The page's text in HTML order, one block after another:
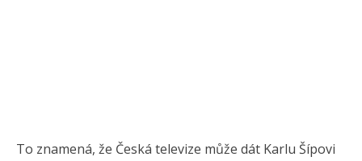
To znamená, že Česká televize může dát Karlu Šípovi